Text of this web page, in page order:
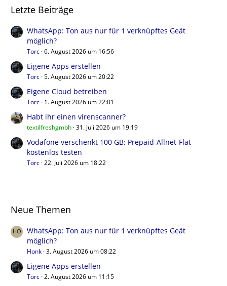
Letzte Beiträge
WhatsApp: Ton aus nur für 1 verknüpftes Geät
möglich?
Torc 6. August 2026 um 16:56
Eigene Apps erstellen
Torc 5. August 2026 um 20:22
Eigene Cloud betreiben
Torc 1. August 2026 um 22:01
Habt ihr einen virenscanner?
textilfreshgmbh 31. Juli 2026 um 19:19
Vodafone verschenkt 100 GB: Prepaid-Allnet-Flat
kostenlos testen
Torc 22. Juli 2026 um 18:22
Neue Themen
WhatsApp: Ton aus nur für 1 verknüpftes Geät
möglich?
Honk 3. August 2026 um 08:22
Eigene Apps erstellen
Torc 2. August 2026 um 11:15